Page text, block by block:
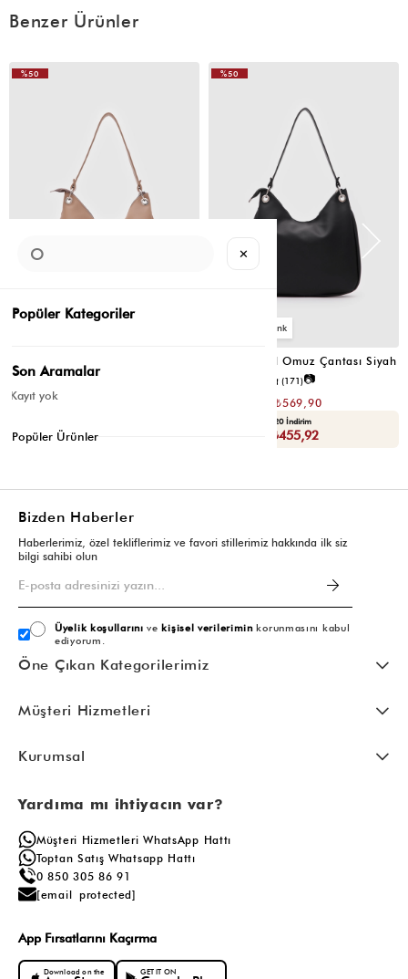
Benzer Ürünler
📷
₺1.139,80
Sepette : ₺398,93
%50
Valerie Oval Omuz Çantası Siyah
(171)📷
₺569,90
Yaza Özel Ek %20 İndirim
Sepette : ₺455,92
%50
Bizden Haberler
Haberlerimiz, özel tekliflerimiz ve favori stillerimiz hakkında ilk siz
bilgi sahibi olun
Üyelik koşullarını vekişisel verileriminkorunmasını kabul
ediyorum.
Öne Çıkan Kategorilerimiz
Müşteri Hizmetleri
Kurumsal
Yardıma mı ihtiyacın var?
Müşteri Hizmetleri WhatsApp Hattı
Toptan Satış Whatsapp Hattı
0 850 305 86 91
[email protected]
App Fırsatlarını Kaçırma
Download on the GET IT ON
✕
Popüler Kategoriler
Son Aramalar
Kayıt yok
Popüler Ürünler